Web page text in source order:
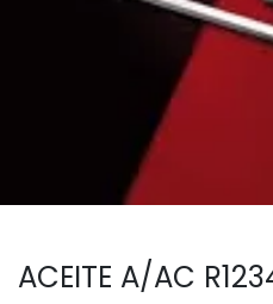
ACEITE A/AC